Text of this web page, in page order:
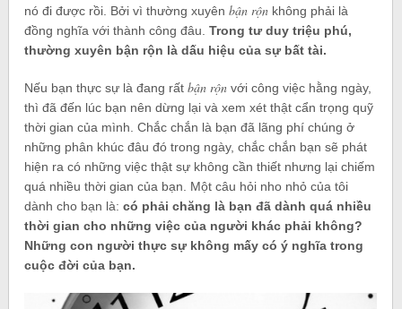
nó đi được rồi. Bởi vì thường xuyênbận rộn không phải là
đồng nghĩa với thành công đâu.Trong tư duy triệu phú,
thường xuyên bận rộn là dấu hiệu của sự bất tài.
Nếu bạn thực sự là đang rấtbận rộn với công việc hằng ngày,
thì đã đến lúc bạn nên dừng lại và xem xét thật cẩn trọng quỹ
thời gian của mình. Chắc chắn là bạn đã lãng phí chúng ở
những phân khúc đâu đó trong ngày, chắc chắn bạn sẽ phát
hiện ra có những việc thật sự không cần thiết nhưng lại chiếm
quá nhiều thời gian của bạn. Một câu hỏi nho nhỏ của tôi
dành cho bạn là:có phải chăng là bạn đã dành quá nhiều
thời gian cho những việc của người khác phải không?
Những con người thực sự không mấy có ý nghĩa trong
cuộc đời của bạn.